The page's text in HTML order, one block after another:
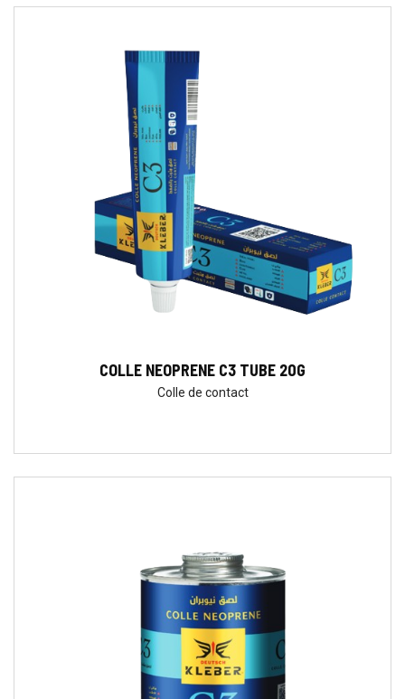
COLLE NEOPRENE C3 TUBE 20G
Colle de contact